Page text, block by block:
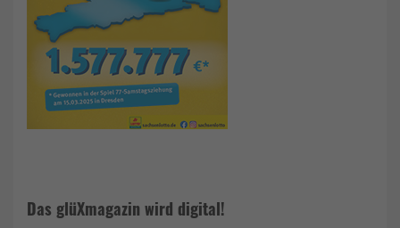
Das glüXmagazin wird digital!